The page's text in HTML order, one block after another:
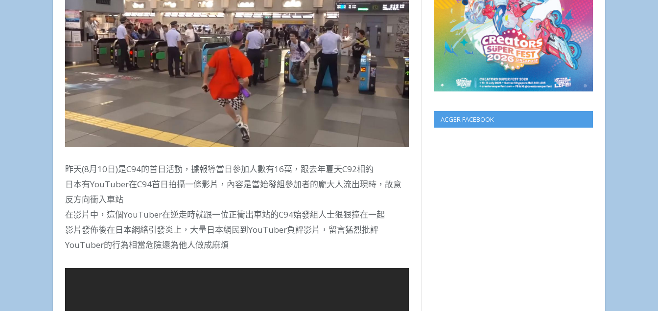
昨天(8月10日)是C94的首日活動，據報導當日參加人數有16萬，跟去年夏天C92相約
日本有YouTuber在C94首日拍攝一條影片，內容是當始發組參加者的龐大人流出現時，故意
反方向衝入車站
在影片中，這個YouTuber在逆走時就跟一位正衝出車站的C94始發組人士狠狠撞在一起
影片發佈後在日本網絡引發炎上，大量日本網民到YouTuber負評影片，留言猛烈批評
YouTuber的行為相當危險還為他人做成麻煩
ACGER FACEBOOK